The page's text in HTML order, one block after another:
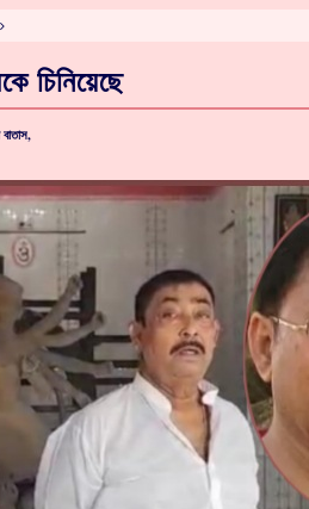
চিনিয়েছে
বাতাস,